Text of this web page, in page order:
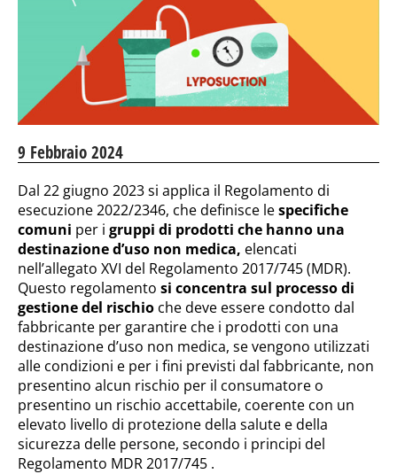
9 Febbraio 2024
Dal 22 giugno 2023 si applica il Regolamento di
esecuzione 2022/2346, che definisce lespecifiche
comuni per i gruppi di prodotti che hanno una
destinazione d’uso non medica, elencati
nell’allegato XVI del Regolamento 2017/745 (MDR).
Questo regolamento si concentra sul processo di
gestione del rischio che deve essere condotto dal
fabbricante per garantire che i prodotti con una
destinazione d’uso non medica, se vengono utilizzati
alle condizioni e per i fini previsti dal fabbricante, non
presentino alcun rischio per il consumatore o
presentino un rischio accettabile, coerente con un
elevato livello di protezione della salute e della
sicurezza delle persone, secondo i principi del
Regolamento MDR 2017/745 .